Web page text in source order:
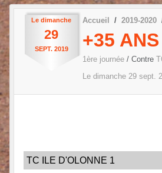
Le dimanche
29
SEPT. 2019
Accueil 2019-2020
+35
1ère journée / Contre
Le dimanche 29 sept.
TC ILE D'OLONNE 1